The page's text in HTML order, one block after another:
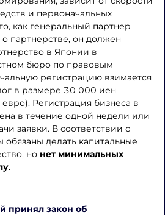
и первоначальных
как генеральный партнер
партнерстве, он должен
в Японии в
бюро по правовым
регистрацию взимается
в размере 30 000 иен
Регистрация бизнеса в
в течение одной недели или
заявки. В соответствии с
делать капитальные
но нет минимальных
.
принял закон об